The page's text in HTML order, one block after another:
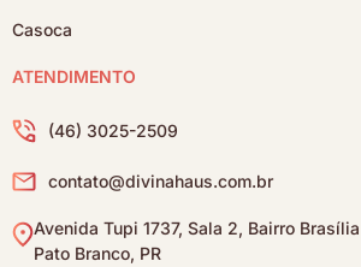
Casoca
ATENDIMENTO
(46) 3025-2509
contato@divinahaus.com.br
Avenida Tupi 1737, Sala 2, Bairro Brasília
Pato Branco, PR